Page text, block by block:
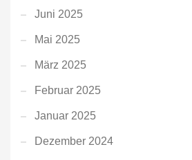
Juni 2025
Mai 2025
März 2025
Februar 2025
Januar 2025
Dezember 2024